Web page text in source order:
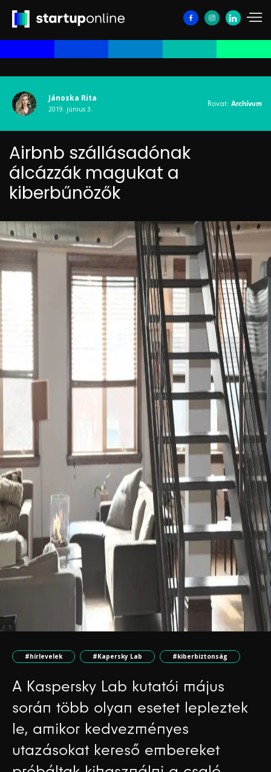
Jánoska Rita
2019. június 3.
Rovat: Archívum
Airbnb szállásadónak
álcázzák magukat a
kiberbűnözők
#hírlevelek #Kapersky Lab #kiberbiztonság
A Kaspersky Lab kutatói május
során több olyan esetet lepleztek
le, amikor kedvezményes
utazásokat kereső embereket